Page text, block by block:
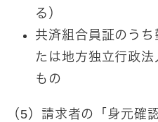
る）
共済組合員証のう
たは地方独立行政
もの
（5）請求者の「身元確